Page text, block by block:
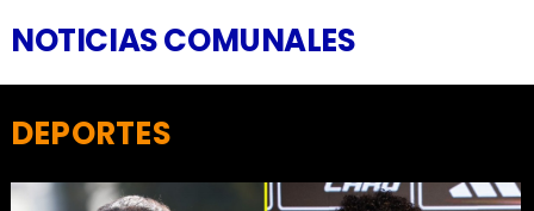
NOTICIAS COMUNALES
DEPORTES